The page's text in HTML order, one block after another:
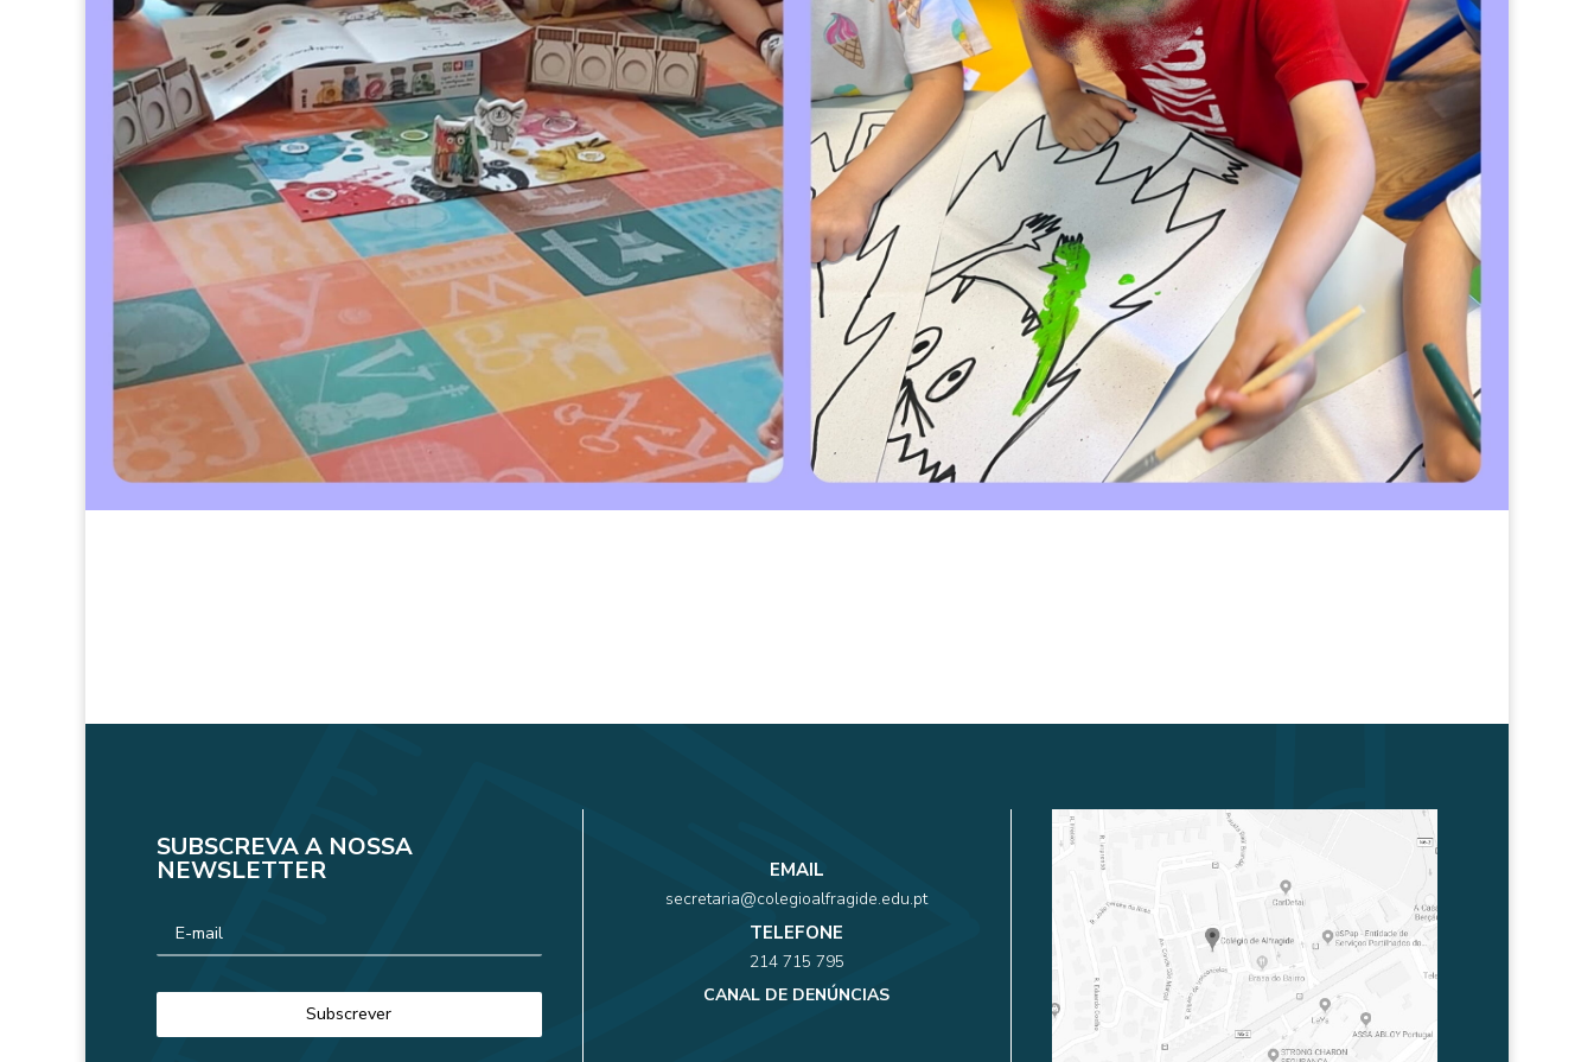
SUBSCREVA A NOSSA
NEWSLETTER EMAIL
secretaria@colegioalfragide.edu.pt
TELEFONE
214 715 795
CANAL DE DENÚNCIAS